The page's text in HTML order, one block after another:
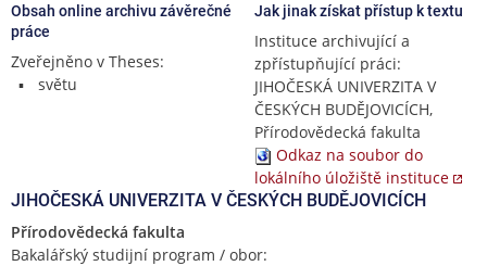
Obsah online archivu závěrečné
práce
Zveřejněno v Theses:
světu
Jak jinak získat přístup k textu
Instituce archivující a
zpřístupňující práci:
JIHOČESKÁ UNIVERZITA V
ČESKÝCH BUDĚJOVICÍCH,
Přírodovědecká fakulta
Odkaz na soubor do
lokálního úložiště instituce
JIHOČESKÁ UNIVERZITA V ČESKÝCH BUDĚJOVICÍCH
Přírodovědecká fakulta
Bakalářský studijní program / obor: